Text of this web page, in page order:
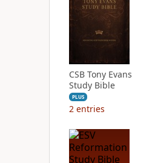
CSB Tony Evans
Study Bible
PLUS
2 entries